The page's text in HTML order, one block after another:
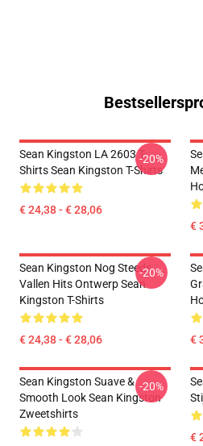
Sean Kingston LA 2603 T-
Shirts Sean Kingston T-Shirts
€ 24,38 - € 28,06
-20%
€
Sean Kingston Nog Steeds
Vallen Hits Ontwerp Sean
Kingston T-Shirts
€ 24,38 - € 28,06
-20%
€
Sean Kingston Suave &
Smooth Look Sean Kingston
Zweetshirts
-20%
€